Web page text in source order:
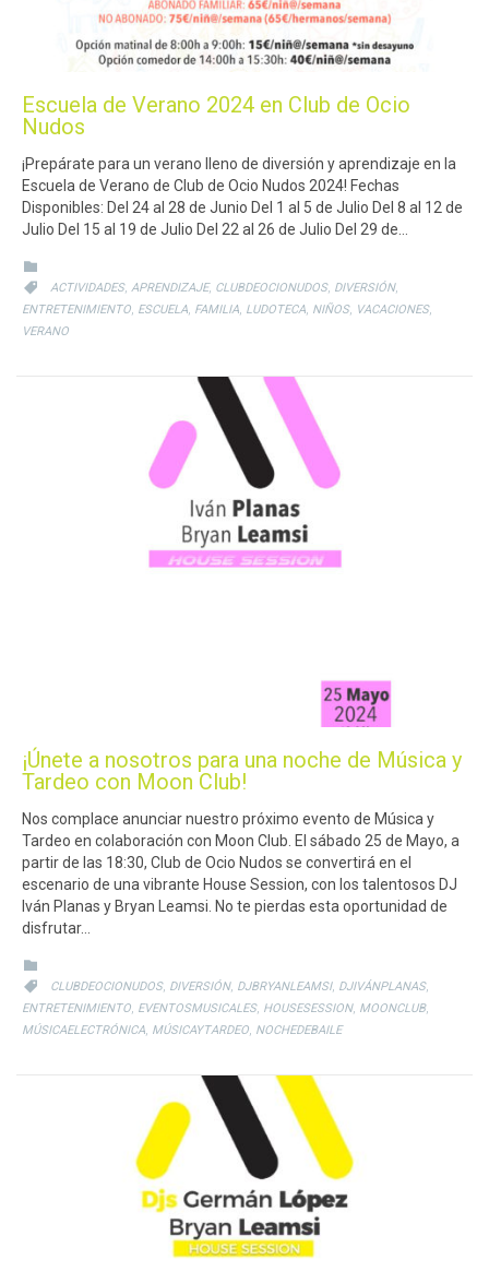
Escuela de Verano 2024 en Club de Ocio
Nudos
¡Prepárate para un verano lleno de diversión y aprendizaje en la
Escuela de Verano de Club de Ocio Nudos 2024! Fechas
Disponibles: Del 24 al 28 de Junio Del 1 al 5 de Julio Del 8 al 12 de
Julio Del 15 al 19 de Julio Del 22 al 26 de Julio Del 29 de…

 CATEGORY
ACTIVIDADES, APRENDIZAJE, CLUBDEOCIONUDOS, DIVERSIÓN,
ENTRETENIMIENTO ESCUELA FAMILIA LUDOTECA NIÑOS, VACACIONES,
VERANO
¡Únete a nosotros para una noche de Música y
Tardeo con Moon Club!
Nos complace anunciar nuestro próximo evento de Música y
Tardeo en colaboración con Moon Club. El sábado 25 de Mayo, a
partir de las 18:30, Club de Ocio Nudos se convertirá en el
escenario de una vibrante House Session, con los talentosos DJ
Iván Planas y Bryan Leamsi. No te pierdas esta oportunidad de
disfrutar…

 CATEGORY
CLUBDEOCIONUDOS, DIVERSIÓN, DJBRYANLEAMSI, DJIVÁNPLANAS,
ENTRETENIMIENTO, EVENTOSMUSICALES, HOUSESESSION, MOONCLUB,
MÚSICAELECTRÓNICA, MÚSICAYTARDEO, NOCHEDEBAILE